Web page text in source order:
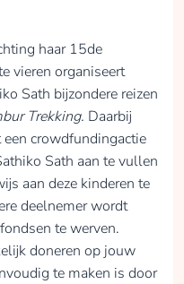
haar 15de
vieren organiseert
Sath bijzondere reizen
Trekking. Daarbij
crowdfundingactie
Sath aan te vullen
aan deze kinderen te
deelnemer wordt
te werven.
doneren op jouw
te maken is door